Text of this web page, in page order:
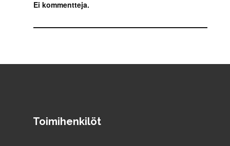
Ei kommentteja.
Toimihenkilöt